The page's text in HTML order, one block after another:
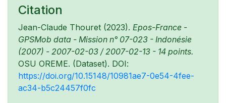
Citation
Jean-Claude Thouret (2023). Epos-France -
GPSMob data - Mission n° 07-023 - Indonésie
(2007) - 2007-02-03 / 2007-02-13 - 14 points.
OSU OREME. (Dataset). DOI:
https://doi.org/10.15148/10981ae7-0e54-4fee-
ac34-b5c24457f0fc